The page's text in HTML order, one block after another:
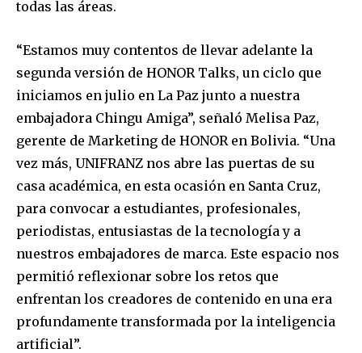
todas las áreas.
“Estamos muy contentos de llevar adelante la
segunda versión de HONOR Talks, un ciclo que
iniciamos en julio en La Paz junto a nuestra
embajadora Chingu Amiga”, señaló Melisa Paz,
gerente de Marketing de HONOR en Bolivia. “Una
vez más, UNIFRANZ nos abre las puertas de su
casa académica, en esta ocasión en Santa Cruz,
para convocar a estudiantes, profesionales,
periodistas, entusiastas de la tecnología y a
nuestros embajadores de marca. Este espacio nos
permitió reflexionar sobre los retos que
enfrentan los creadores de contenido en una era
profundamente transformada por la inteligencia
artificial”.